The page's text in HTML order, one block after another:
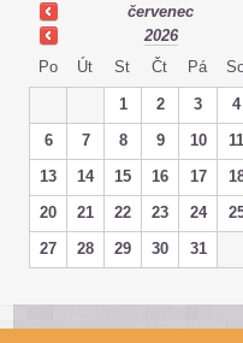
červenec
2026
Po
Út St Čt Pá
1 2 3 4
6
7 8 9 10 11
13
14 15 16 17
20
21 22 23 24
27
28 29 30 31